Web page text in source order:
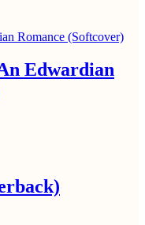
Edwardian